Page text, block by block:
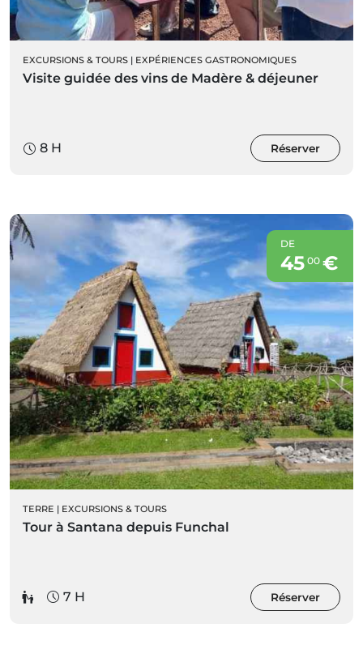
EXCURSIONS & TOURS | EXPÉRIENCES GASTRONOMIQUES
Visite guidée des vins de Madère & déjeuner
8 H Réserver
DE
45 00€
TERRE | EXCURSIONS & TOURS
Tour à Santana depuis Funchal
7 H Réserver